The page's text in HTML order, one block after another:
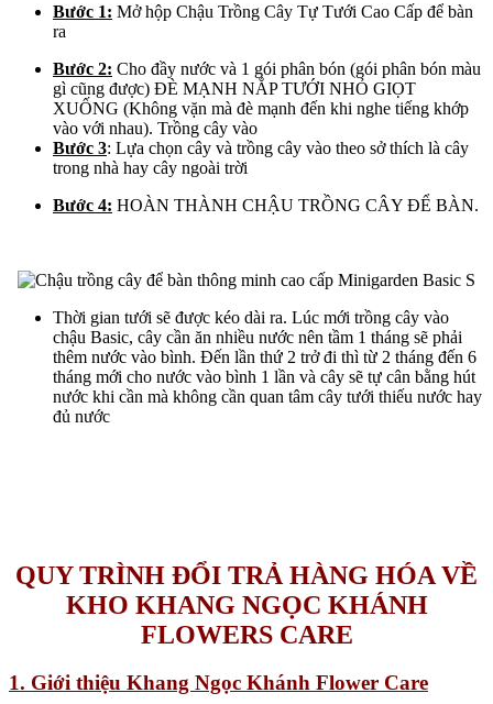
Bước 1: Mở hộp Chậu Trồng Cây Tự Tưới Cao Cấp để bàn
ra
Bước 2: Cho đầy nước và 1 gói phân bón (gói phân bón màu
gì cũng được) ĐÈ MẠNH NẮP TƯỚI NHỎ GIỌT
XUỐNG (Không vặn mà đè mạnh đến khi nghe tiếng khớp
vào với nhau). Trồng cây vào
Bước 3: Lựa chọn cây và trồng cây vào theo sở thích là cây
trong nhà hay cây ngoài trời
Bước 4: HOÀN THÀNH CHẬU TRỒNG CÂY ĐỂ BÀN.
Thời gian tưới sẽ được kéo dài ra. Lúc mới trồng cây vào
chậu Basic, cây cần ăn nhiều nước nên tầm 1 tháng sẽ phải
thêm nước vào bình. Đến lần thứ 2 trở đi thì từ 2 tháng đến 6
tháng mới cho nước vào bình 1 lần và cây sẽ tự cân bằng hút
nước khi cần mà không cần quan tâm cây tưới thiếu nước hay
đủ nước
QUY TRÌNH ĐỔI TRẢ HÀNG HÓA VỀ
KHO KHANG NGỌC KHÁNH
FLOWERS CARE
1. Giới thiệu Khang Ngọc Khánh Flower Care